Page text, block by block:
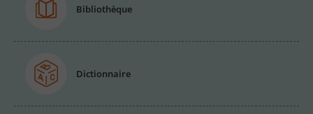
Bibliothèque
Dictionnaire